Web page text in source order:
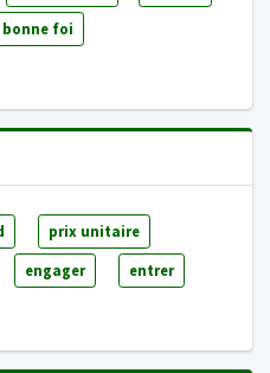
bonne foi
prix unitaire
engager entrer